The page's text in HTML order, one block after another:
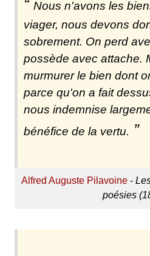
Nous n'avons les
viager, nous devons
sobrement. On perd
possède avec attache.
murmurer le bien dont
parce qu'on a fait
nous indemnise
bénéfice de la vertu.
Alfred Auguste Pilavoine -
poésies